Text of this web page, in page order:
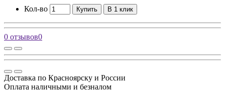
Кол-во Купить В 1 клик
0 отзывов0
Доставка по Красноярску и России
Оплата наличными и безналом